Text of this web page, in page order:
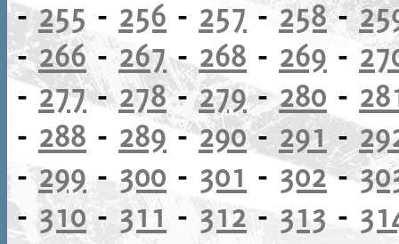
-255 - 256 - 257 - 258-
-266 - 267- 268 - 269 -
-277-278-279-280 -
- 288 - 289-290-291 -
-299 - 300 - 301 - 302-
-310-311 - 312- 313 -